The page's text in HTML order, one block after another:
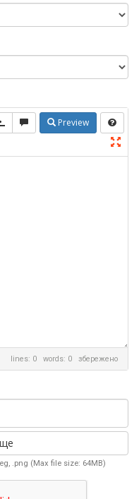
Preview
lines: 0 words: 0 збережено
.png (Max file size: 64MB)